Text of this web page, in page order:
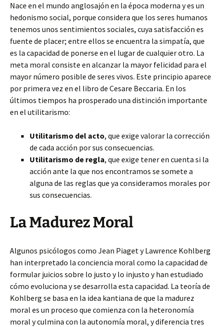
Nace en el mundo anglosajón en la época moderna y es un
hedonismo social, porque considera que los seres humanos
tenemos unos sentimientos sociales, cuya satisfacción es
fuente de placer; entre ellos se encuentra la simpatía, que
es la capacidad de ponerse en el lugar de cualquier otro. La
meta moral consiste en alcanzar la mayor felicidad para el
mayor número posible de seres vivos. Este principio aparece
por primera vez en el libro de Cesare Beccaria. En los
últimos tiempos ha prosperado una distinción importante
en el utilitarismo:
Utilitarismo del acto, que exige valorar la corrección
de cada acción por sus consecuencias.
Utilitarismo de regla, que exige tener en cuenta si la
acción ante la que nos encontramos se somete a
alguna de las reglas que ya consideramos morales por
sus consecuencias.
La Madurez Moral
Algunos psicólogos como Jean Piaget y Lawrence Kohlberg
han interpretado la conciencia moral como la capacidad de
formular juicios sobre lo justo y lo injusto y han estudiado
cómo evoluciona y se desarrolla esta capacidad. La teoría de
Kohlberg se basa en la idea kantiana de que la madurez
moral es un proceso que comienza con la heteronomía
moral y culmina con la autonomía moral, y diferencia tres